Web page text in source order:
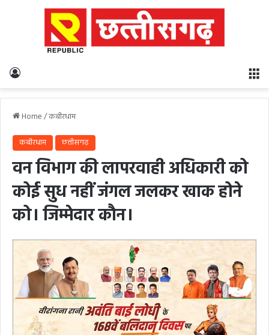
Home/कबीरधाम
कबीरधाम छत्तीसगढ़
वन विभाग की लापरवाही अधिकारी को
कोई सुध नहीं जंगल जलकर खाक होने
को। जिम्मेदार कौन।